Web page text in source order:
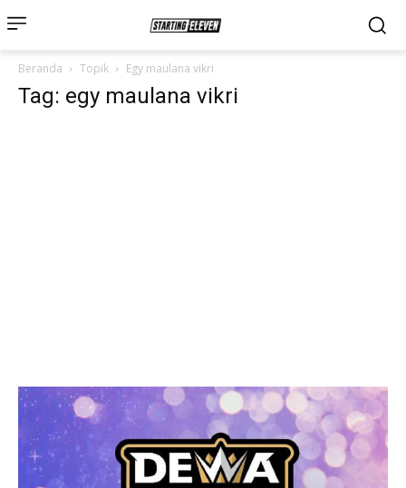
Beranda Topik Egy maulana vikri
Tag: egy maulana vikri